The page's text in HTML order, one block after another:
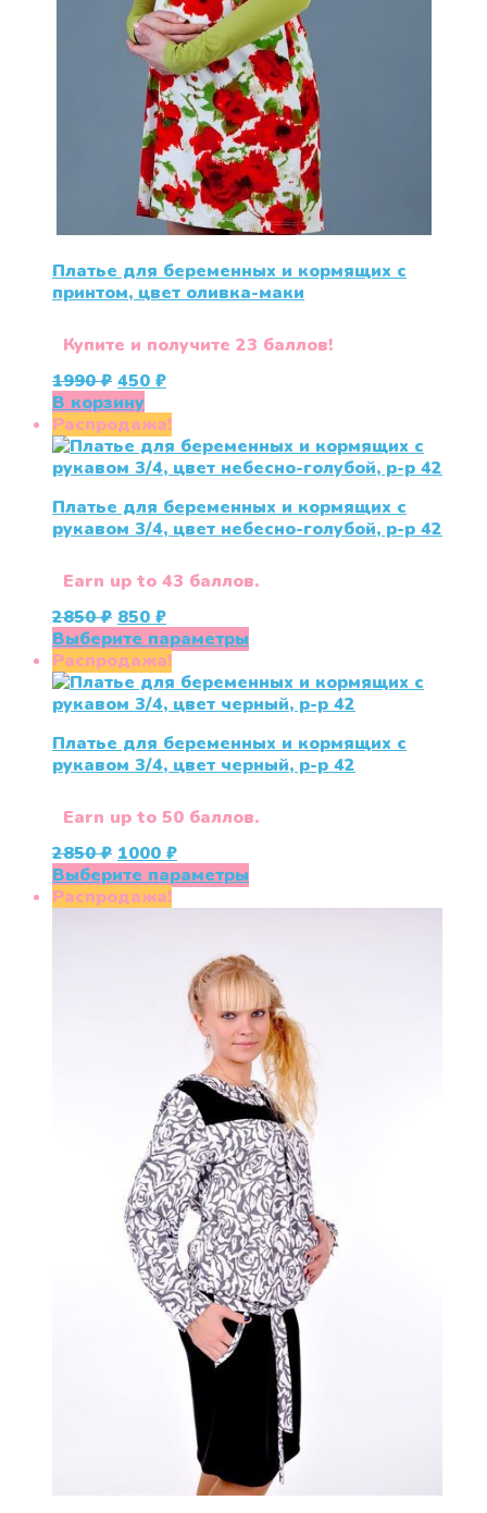
Платье для беременных и кормящих с
принтом, цвет оливка-маки
Купите и получите 23 баллов!
1990₽ Первоначальная
цена
составляла
1990 ₽.
450 ₽Текущая
450 ₽.
В корзину
Распродажа!
Платье для беременных и кормящих с
рукавом 3/4, цвет небесно-голубой, р-р 42
Earn up to 43 баллов.
2850₽ Первоначальная
цена
составляла
2850 ₽.
850 ₽Текущая
цена:
850 ₽.
Выберите параметры
имеет
несколько
Опции
можно
на
Распродажа!
Платье для беременных и кормящих с
рукавом 3/4, цвет черный, р-р 42
Earn up to 50 баллов.
2850₽ Первоначальная
цена
составляла
1000 ₽Текущая
цена:
Выберите параметры
вариаций.
Опции
можно
выбрать
на
странице
товара.
Распродажа!